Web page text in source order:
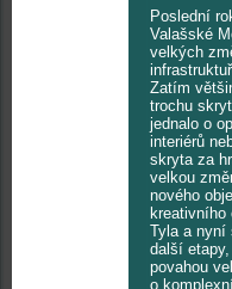
Poslední
Valašské
velkých
Zatím
trochu
jednalo o
interiérů
skryta za
velkou
nového
Tyla a nyní
další
povahou
o